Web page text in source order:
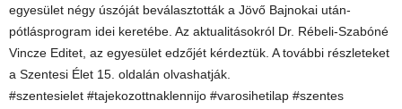
egyesület négy úszóját beválasztották a Jövő Bajnokai után-
pótlásprogram idei keretébe. Az aktualitásokról Dr. Rébeli-Szabóné
Vincze Editet, az egyesület edzőjét kérdeztük. A további részleteket
a Szentesi Élet 15. oldalán olvashatják.
#szentesielet #tajekozottnaklennijo #varosihetilap #szentes